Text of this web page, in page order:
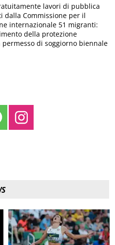
lavori di pubblica
dalla Commissione per il
internazionale 51 migranti:
della protezione
di soggiorno biennale